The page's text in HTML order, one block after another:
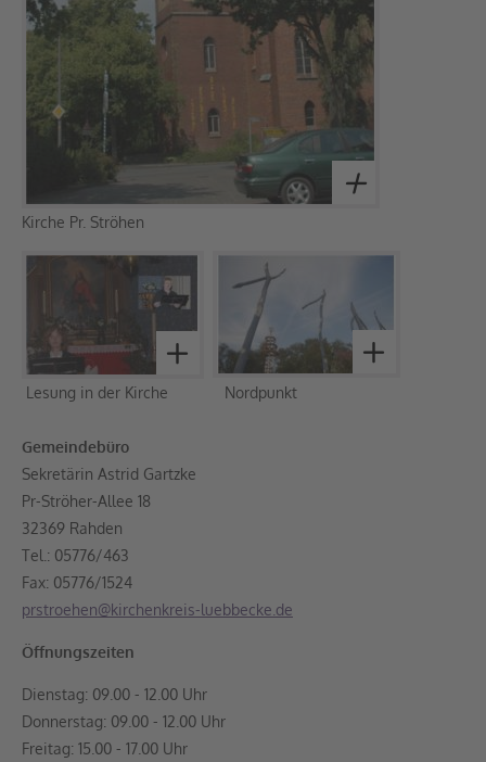
Kirche Pr. Ströhen
Lesung in der Kirche Nordpunkt
Gemeindebüro
Sekretärin Astrid Gartzke
Pr-Ströher-Allee 18
32369 Rahden
Tel.: 05776/463
Fax: 05776/1524
prstroehen@kirchenkreis-luebbecke.de
Öffnungszeiten
Dienstag: 09.00 - 12.00 Uhr
Donnerstag: 09.00 - 12.00 Uhr
Freitag: 15.00 - 17.00 Uhr